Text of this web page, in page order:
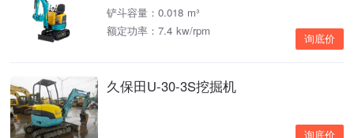
铲斗容量：0.018 m³
额定功率：7.4 kw/rpm
询底价
久保田U-30-3S挖掘机
询底价